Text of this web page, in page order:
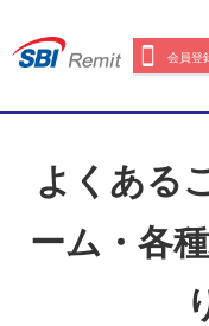
会員登
よくある
ーム・各